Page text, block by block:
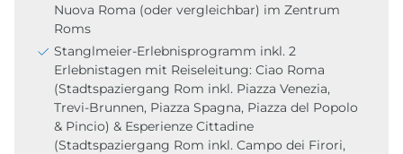
Nuova Roma (oder vergleichbar) im Zentrum
Roms
Stanglmeier-Erlebnisprogramm inkl. 2
Erlebnistagen mit Reiseleitung: Ciao Roma
(Stadtspaziergang Rom inkl. Piazza Venezia,
Trevi-Brunnen, Piazza Spagna, Piazza del Popolo
& Pincio) & Esperienze Cittadine
(Stadtspaziergang Rom inkl. Campo dei Firori,